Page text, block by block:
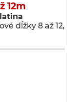
12m
dĺžky 8 až 12,